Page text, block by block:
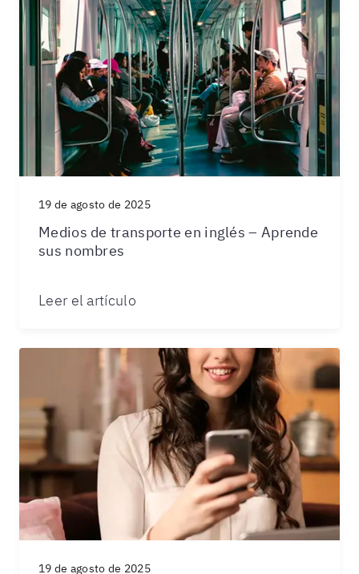
19 de agosto de 2025
Medios de transporte en inglés – Aprende
sus nombres
Leer el artículo
19 de agosto de 2025